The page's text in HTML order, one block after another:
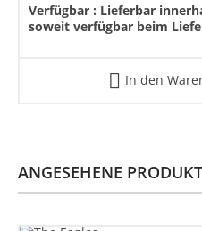
Verfügbar : Lieferbar
soweit verfügbar beim
In den
ANGESEHENE